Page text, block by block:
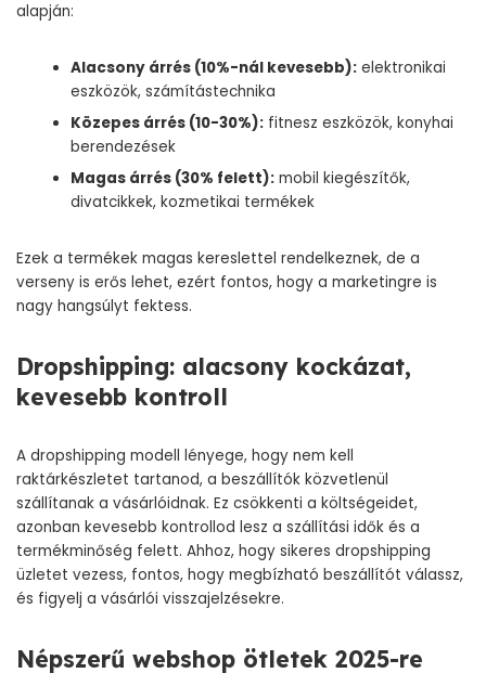
alapján:
Alacsony árrés (10%-nál kevesebb): elektronikai
eszközök, számítástechnika
Közepes árrés (10-30%): fitnesz eszközök, konyhai
berendezések
Magas árrés (30% felett): mobil kiegészítők,
divatcikkek, kozmetikai termékek
Ezek a termékek magas kereslettel rendelkeznek, de a
verseny is erős lehet, ezért fontos, hogy a marketingre is
nagy hangsúlyt fektess.
Dropshipping: alacsony kockázat,
kevesebb kontroll
A dropshipping modell lényege, hogy nem kell
raktárkészletet tartanod, a beszállítók közvetlenül
szállítanak a vásárlóidnak. Ez csökkenti a költségeidet,
azonban kevesebb kontrollod lesz a szállítási idők és a
termékminőség felett. Ahhoz, hogy sikeres dropshipping
üzletet vezess, fontos, hogy megbízható beszállítót válassz,
és figyelj a vásárlói visszajelzésekre.
Népszerű webshop ötletek 2025-re